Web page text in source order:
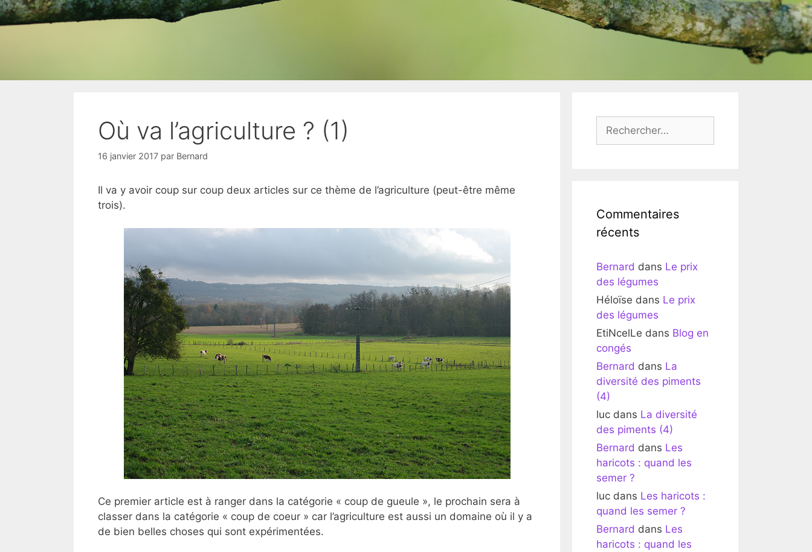
Où va l’agriculture ? (1)
16 janvier 2017 par Bernard
Il va y avoir coup sur coup deux articles sur ce thème de l’agriculture (peut-être même
trois).
Ce premier article est à ranger dans la catégorie « coup de gueule », le prochain sera à
classer dans la catégorie « coup de coeur » car l’agriculture est aussi un domaine où il y a
de bien belles choses qui sont expérimentées.
Commentaires
récents
Bernard dans Le prix
des légumes
Héloïse dans Le prix
des légumes
EtiNcelLe dans Blog en
congés
Bernard dans La
diversité des piments
(4)
luc dans La diversité
des piments (4)
Bernard dans Les
haricots : quand les
semer ?
luc dans Les haricots :
quand les semer ?
Bernard dans Les
haricots : quand les